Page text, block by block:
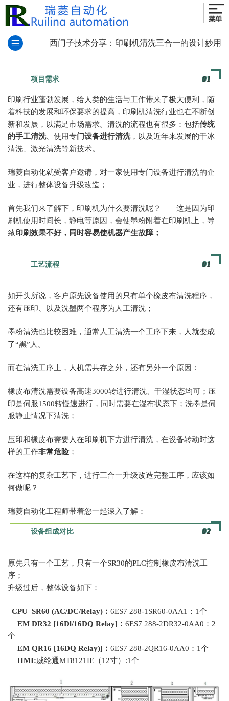
西门子技术分享：印刷机清洗三合一的设计妙用
项目需求 01
印刷行业蓬勃发展，给人类的生活与工作带来了极大便利，随
着科技的发展和环保要求的提高，印刷机清洗行业也在不断创
新和发展，以满足市场需求。清洗的流程也有很多：包括传统
的手工清洗、使用专门设备进行清洗，以及近年来发展的干冰
清洗、激光清洗等新技术。
瑞菱自动化就受客户邀请，对一家使用专门设备进行清洗的企
业，进行整体设备升级改造；
首先我们来了解下，印刷机为什么要清洗呢？——这是因为印
刷机使用时间长，静电等原因，会使墨粉附着在印刷机上，导
致印刷效果不好，同时容易使机器产生故障；
工艺流程 01
如开头所说，客户原先设备使用的只有单个橡皮布清洗程序，
还有压印、以及洗墨两个程序为人工清洗；
墨粉清洗也比较困难，通常人工清洗一个工序下来，人就变成
了“黑”人。
而在清洗工序上，人机需共存之外，还有另外一个原因：
橡皮布清洗需要设备高速3000转进行清洗、干湿状态均可；压
印是伺服1500转慢速进行，同时需要在湿布状态下；洗墨是伺
服静止情况下清洗；
压印和橡皮布需要人在印刷机下方进行清洗，在设备转动时这
样的工作非常危险；
在这样的复杂工艺下，进行三合一升级改造完整工序，应该如
何做呢？
瑞菱自动化工程师带着您一起深入了解：
设备组成对比 02
原先只有一个工艺，只有一个SR30的PLC控制橡皮布清洗工
序；
升级过后，整体设备如下：
CPU SR60 (AC/DC/Relay)： 6ES7 288-1SR60-0AA1：1个
EM DR32 [16Dl/16DQ Relay]： 6ES7 288-2DR32-0AA0：2
个
EM QR16 [16DQ Relay)]： 6ES7 288-2QR16-0AA0：1个
HMI:威纶通MT8121IE（12寸）:1个